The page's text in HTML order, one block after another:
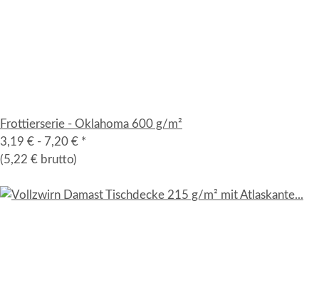
Frottierserie - Oklahoma 600 g/m²
3,19 € - 7,20 € *
(5,22 € brutto)